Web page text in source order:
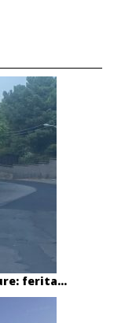
ferita...